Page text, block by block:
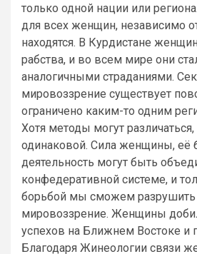
только одной нации или
для всех женщин, независимо
находятся. В Курдистане
рабства, и во всем мире они
аналогичными страданиями.
мировоззрение существует
ограничено каким-то одним
Хотя методы могут различаться,
одинаковой. Сила женщины, её
деятельность могут быть
конфедеративной системе, и
борьбой мы сможем разрушить
мировоззрение. Женщины
успехов на Ближнем Востоке и
Благодаря Жинеологии связи